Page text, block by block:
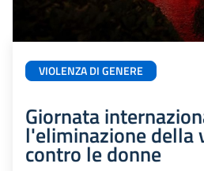
VIOLENZA DI GENERE
Giornata
l'eliminazione della
contro le donne